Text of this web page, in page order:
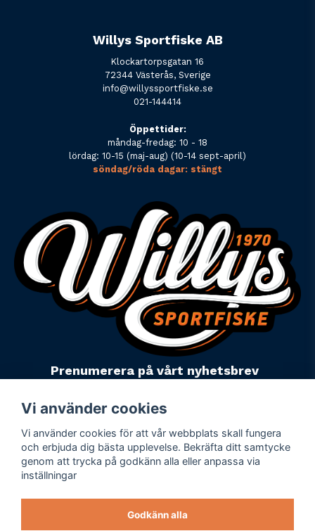
Willys Sportfiske AB
Klockartorpsgatan 16
72344 Västerås, Sverige
info@willyssportfiske.se
021-144414
Öppettider:
måndag-fredag: 10 - 18
lördag: 10-15 (maj-aug) (10-14 sept-april)
söndag/röda dagar: stängt
Prenumerera på vårt nyhetsbrev
Powered by Nyehandel AB
Företagsuppgifter
Personuppgiftspolicy
Vi använder cookies
Vi använder cookies för att vår webbplats skall fungera
och erbjuda dig bästa upplevelse. Bekräfta ditt samtycke
genom att trycka på godkänn alla eller anpassa via
inställningar
Godkänn alla